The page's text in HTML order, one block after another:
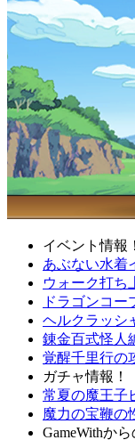
イベント情報！
あぶない水着
ウォーク打ち
ドラゴンコー
ヘルクラッシ
錬金百式怪人
覚醒千里行の
ガチャ情報！
常夏の魔王子
魔力の宝鞭の
GameWithか